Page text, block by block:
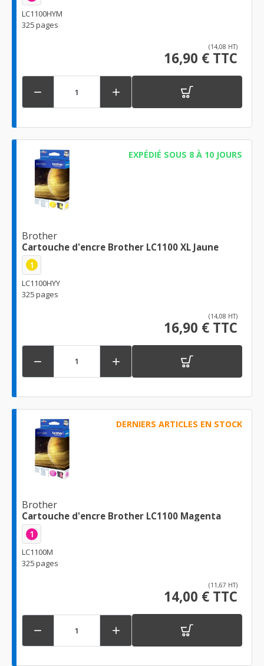
LC1100HYM
325 pages
(14,08 HT)
16,90 € TTC
 
EXPÉDIÉ SOUS 8 À 10 JOURS
Brother
Cartouche d'encre Brother LC1100 XL Jaune
1
LC1100HYY
325 pages
(14,08 HT)
16,90 € TTC
 
DERNIERS ARTICLES EN STOCK
Brother
Cartouche d'encre Brother LC1100 Magenta
1
LC1100M
325 pages
(11,67 HT)
14,00 € TTC
 